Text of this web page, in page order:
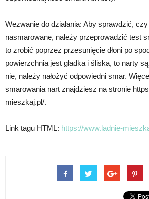
Wezwanie do działania: Aby sprawdzić,
nasmarowane, należy przeprowadzić test
to zrobić poprzez przesunięcie dłoni po
powierzchnia jest gładka i śliska, to narty
nie, należy nałożyć odpowiedni smar.
smarowania nart znajdziesz na stronie
mieszkaj.pl/.
Link tagu HTML: https://www.ladnie-